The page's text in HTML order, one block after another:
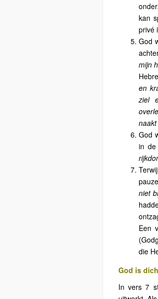
kan
privé
God
mijn
en
ziel
God
in de
niet
Een
die
God is
In vers 7